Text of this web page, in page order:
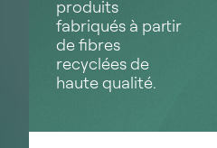
produits
fabriqués à partir
de fibres
recyclées de
haute qualité.